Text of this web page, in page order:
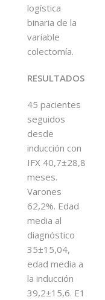
logística
binaria de la
variable
colectomía.
RESULTADOS
45 pacientes
seguidos
desde
inducción con
IFX 40,7±28,8
meses.
Varones
62,2%. Edad
media al
diagnóstico
35±15,04,
edad media a
la inducción
39,2±15,6. E1